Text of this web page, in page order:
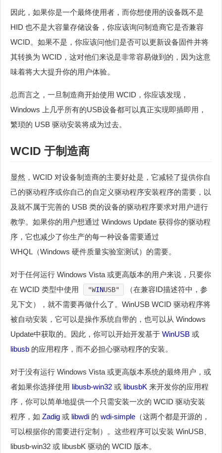
因此，如果你是一个最终使用者，而你想使用的设备既不是
HID 也不是大容量存储设备，你应该询问制造商它是否兼容
WCID。如果不是，你应该问他们是否可以更新设备固件并将
其转换为 WCID，这对他们来说是非常容易做到的，因为这意
味着将大大提升你的用户体验。
总而言之，一旦制造商开始使用 WCID，你应该发现，
Windows 上几乎所有的USB设备都可以真正实现即插即用，
繁琐的 USB 驱动安装将成为过去。
WCID 于制造商
显然，WCID 对设备制造商的主要好处是，它减轻了提供你自
己的驱动程序或你自己的自定义驱动程序安装程序的需要，以
及就不属于完善的 USB 类的设备的驱动程序要求对用户进行
教学。如果你的用户想通过 Windows Update 获得你的驱动程
序，它也减少了你生产的每一种设备需要通过
WHQL（Windows 硬件质量实验室测试）的需要。
对于任何运行 Windows Vista 或更高版本的用户来说，只要你
在 WCID 类型中使用
"WINUSB"
（在兼容ID描述符中，参
见下文），就不需要再做什么了。WinUSB WCID 驱动程序将
被自动安装，它可以是操作系统自带的，也可以从 Windows
Update中获取的。因此，你可以开始开发基于 WinUSB 或
libusb 的应用程序，而不必担心驱动程序的安装。
对于没有运行 Windows Vista 或更高版本系统的最终用户，或
者如果你选择使用 libusb-win32 或 libusbK 来开发你的应用程
序，你可以简单地提供一个只需安装一次的 WCID 驱动安装
程序，如 Zadig 或 libwdi 的 wdi-simple （这两个都是开源的，
可以根据你的需要进行定制）。这些程序可以安装 WinUSB、
libusb-win32 或 libusbK 驱动的 WCID 版本。